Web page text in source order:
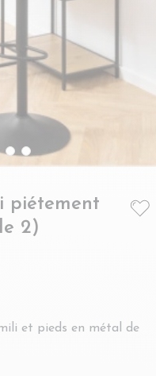
piétement
2)
et pieds en métal de